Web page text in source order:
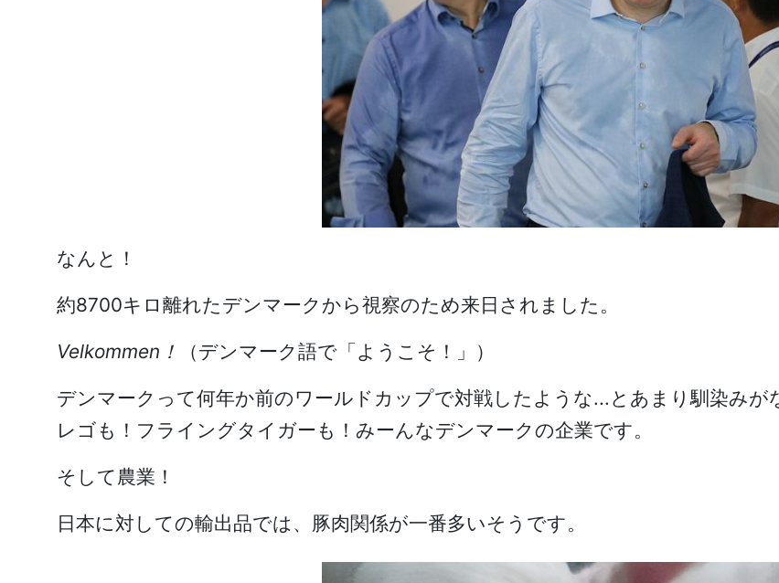
なんと！
約8700キロ離れたデンマークから視察のため来日されました。
Velkommen ！ （デンマーク語で「ようこそ！」）
デンマークって何年か前のワールドカップで対戦したような...とあまり馴染みが
レゴも！フライングタイガーも！みーんなデンマークの企業です。
そして農業！
日本に対しての輸出品では、豚肉関係が一番多いそうです。